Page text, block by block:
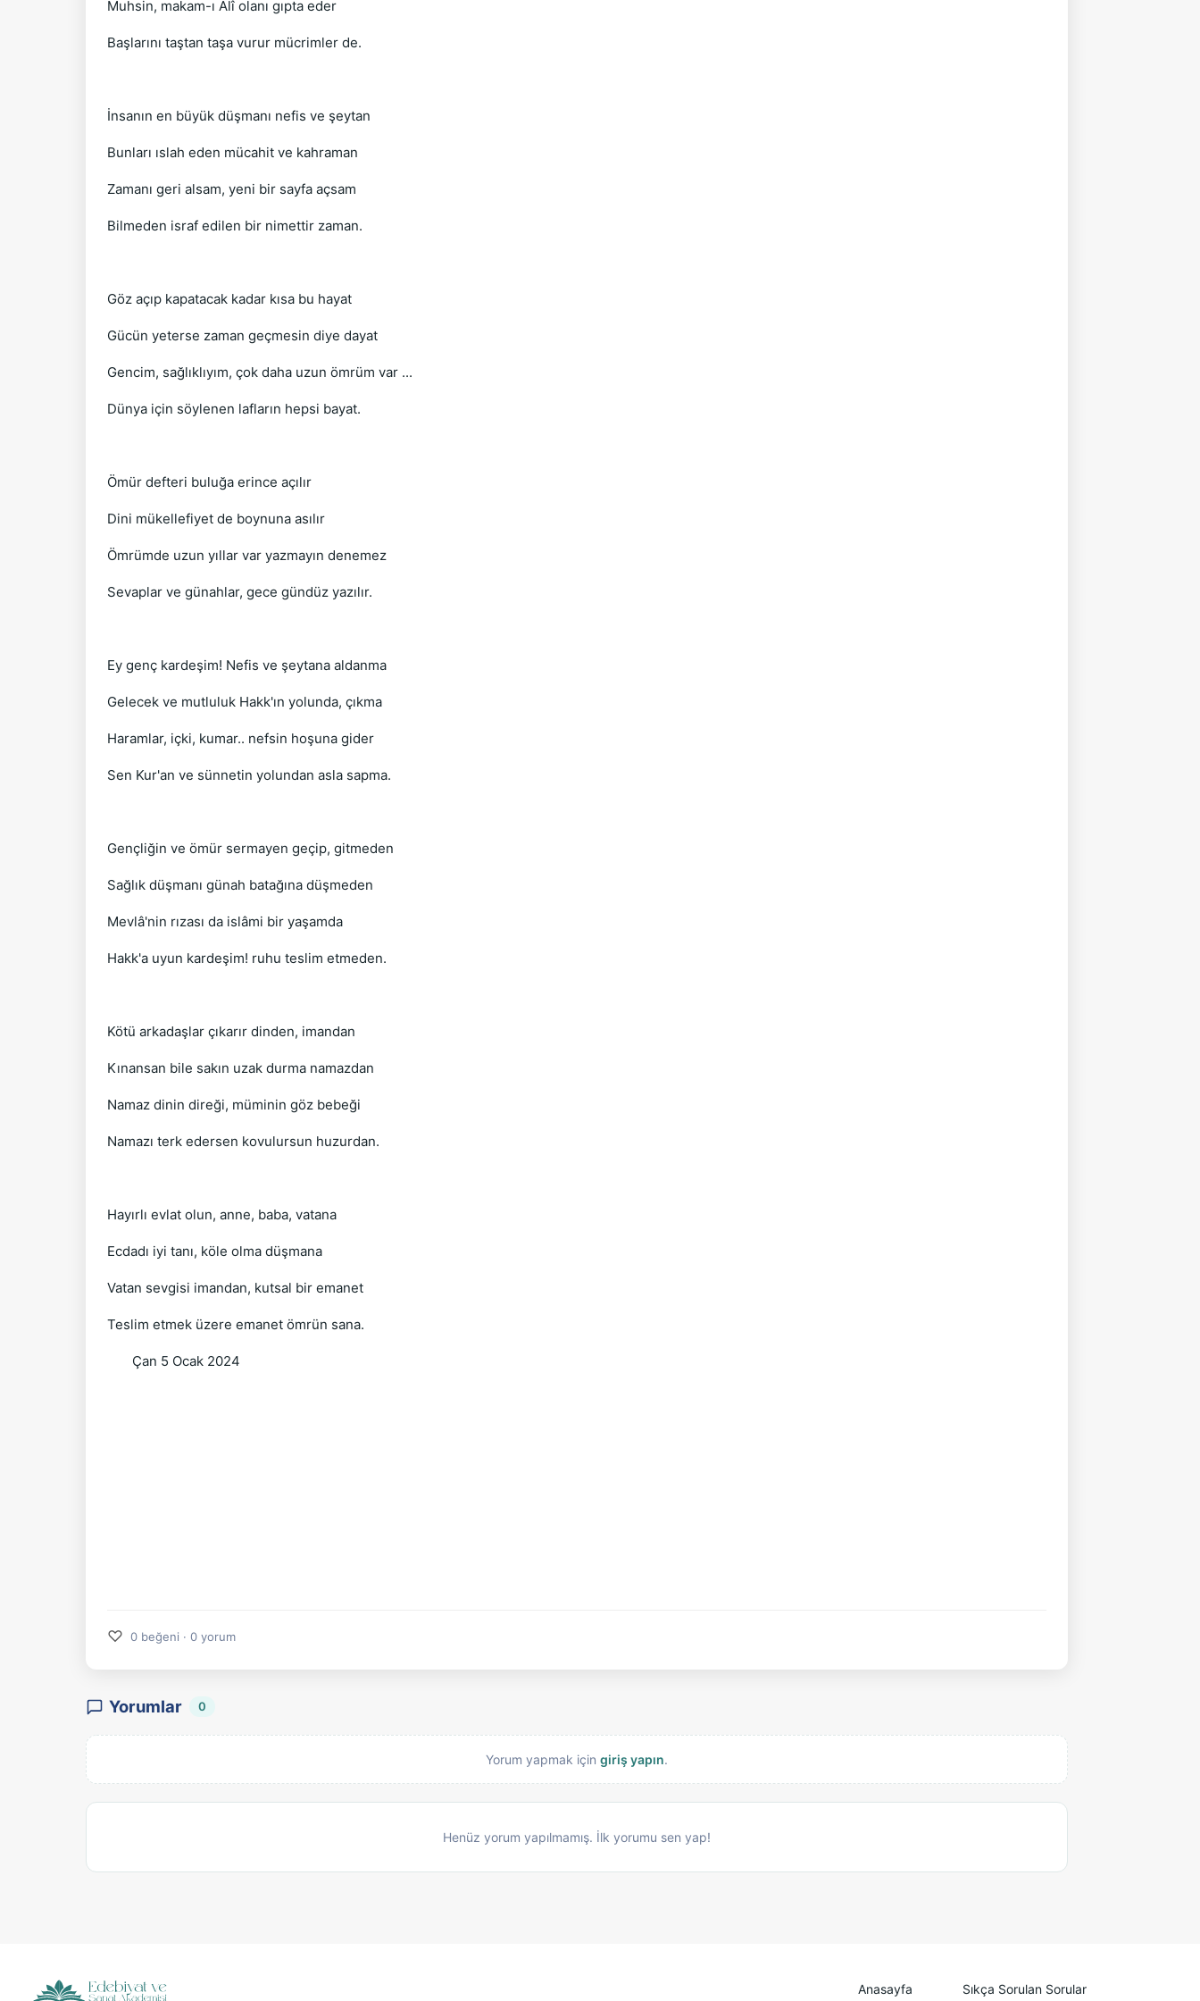
Muhsin, makam-ı Alî olanı gıpta eder
Başlarını taştan taşa vurur mücrimler de.
İnsanın en büyük düşmanı nefis ve şeytan
Bunları ıslah eden mücahit ve kahraman
Zamanı geri alsam, yeni bir sayfa açsam
Bilmeden israf edilen bir nimettir zaman.
Göz açıp kapatacak kadar kısa bu hayat
Gücün yeterse zaman geçmesin diye dayat
Gencim, sağlıklıyım, çok daha uzun ömrüm var ...
Dünya için söylenen lafların hepsi bayat.
Ömür defteri buluğa erince açılır
Dini mükellefiyet de boynuna asılır
Ömrümde uzun yıllar var yazmayın denemez
Sevaplar ve günahlar, gece gündüz yazılır.
Ey genç kardeşim! Nefis ve şeytana aldanma
Gelecek ve mutluluk Hakk'ın yolunda, çıkma
Haramlar, içki, kumar.. nefsin hoşuna gider
Sen Kur'an ve sünnetin yolundan asla sapma.
Gençliğin ve ömür sermayen geçip, gitmeden
Sağlık düşmanı günah batağına düşmeden
Mevlâ'nin rızası da islâmi bir yaşamda
Hakk'a uyun kardeşim! ruhu teslim etmeden.
Kötü arkadaşlar çıkarır dinden, imandan
Kınansan bile sakın uzak durma namazdan
Namaz dinin direği, müminin göz bebeği
Namazı terk edersen kovulursun huzurdan.
Hayırlı evlat olun, anne, baba, vatana
Ecdadı iyi tanı, köle olma düşmana
Vatan sevgisi imandan, kutsal bir emanet
Teslim etmek üzere emanet ömrün sana.
Çan 5 Ocak 2024
♡ 0 beğeni · 0 yorum
Yorumlar 0
Yorum yapmak için giriş yapın.
Henüz yorum yapılmamış. İlk yorumu sen yap!
Anasayfa
Sıkça Sorulan Sorular